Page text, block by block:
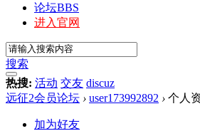
论坛BBS
进入官网
搜索
热搜: 活动 交友 discuz
远征2会员论坛 › user173992892 › 个人
加为好友